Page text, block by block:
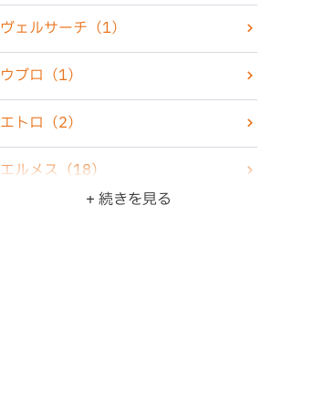
化粧品 （2）
香水 （7）
古銭・古紙幣
骨董品 （5）
ZIPPO・ライター（10）
ヴェルサーチ （1）
ウブロ （1）
エトロ （2）
エルメス （18）
+ 続きを見る